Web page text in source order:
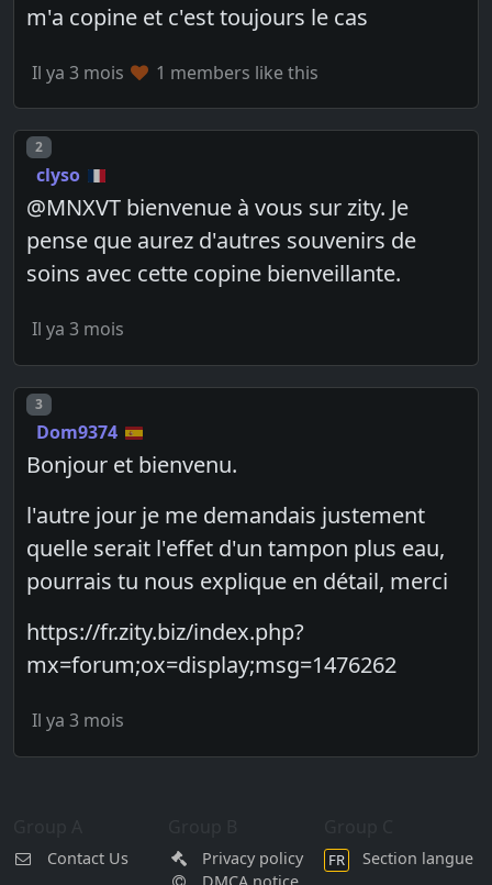
m'a copine et c'est toujours le cas
Il ya 3 mois 1 members like this
Post number
2
clyso
@MNXVT bienvenue à vous sur zity. Je
pense que aurez d'autres souvenirs de
soins avec cette copine bienveillante.
Il ya 3 mois
Post number
3
Dom9374
Bonjour et bienvenu.
l'autre jour je me demandais justement
quelle serait l'effet d'un tampon plus eau,
pourrais tu nous explique en détail, merci
https://fr.zity.biz/index.php?
mx=forum;ox=display;msg=1476262
Il ya 3 mois
Contact Us
Privacy policy
FR Section langue